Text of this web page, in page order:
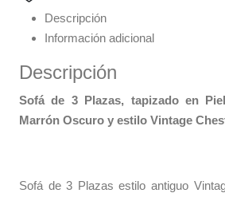
Descripción
Información adicional
Descripción
Sofá de 3 Plazas, tapizado en
Marrón Oscuro y estilo Vintage
Sofá de 3 Plazas estilo antiguo